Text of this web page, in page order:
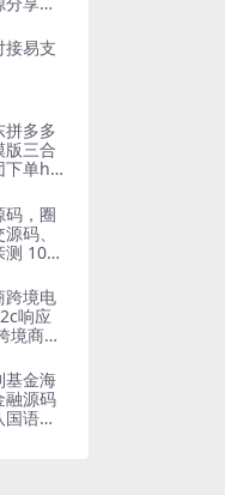
接易支
拼多多
版三合
下单h5
码，圈
码、
测 10
跨境电
响应
境商城
基金海
融源码
语言